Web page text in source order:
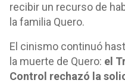
recibir un recurso de
la familia Quero.
El cinismo continuó
la muerte de Quero: el
Control rechazó la